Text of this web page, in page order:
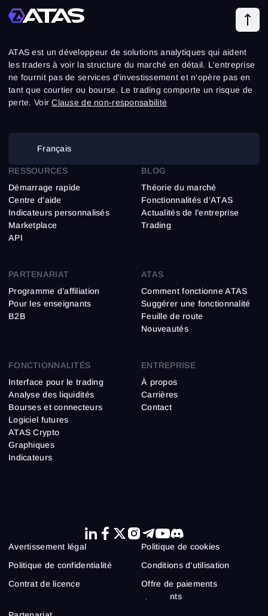
ATAS est un développeur de solutions analytiques qui aident
les traders à voir la structure du marché en détail. L'entreprise
ne fournit pas de services d'investissement et n'opère pas en
tant que courtier ou bourse. Le trading comporte un risque de
perte. VoirClause de non-responsabilité
Français
FONCTIONNALITÉS
Interface pour le trading
Analyse des liquidités
Bourses et connecteurs
Logiciel futures
ATAS Crypto
Graphiques
Indicateurs
RESSOURCES
Démarrage rapide
Centre d’aide
Indicateurs personnalisés
Marketplace
API
BLOG
Théorie du marché
Fonctionnalités d’ATAS
Actualités de l’entreprise
Trading
PARTENARIAT
Programme d’affiliation
Pour les enseignants
B2B
ATAS
Comment fonctionne ATAS
Suggérer une fonctionnalité
Feuille de route
Nouveautés
ENTREPRISE
À propos
Carrières
Contact
Avertissement légal
Politique de cookies
Politique de confidentialité
Conditions d’utilisation
Contrat de licence
Offre de paiements
récurrents